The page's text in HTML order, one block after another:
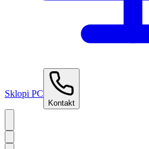
Sklopi PC
Kontakt